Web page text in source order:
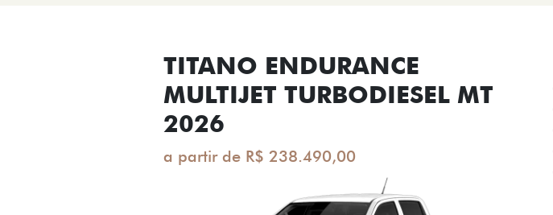
TITANO ENDURANCE
MULTIJET TURBODIESEL MT
2026
a partir de R$ 238.490,00